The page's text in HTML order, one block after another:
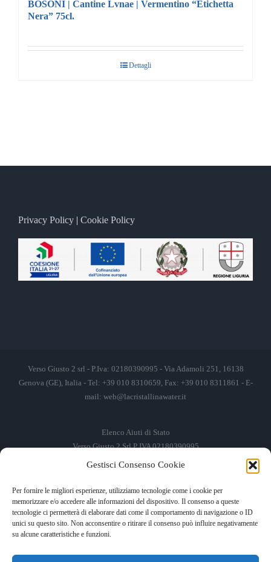
Gestisci Consenso Cookie
Per fornire le migliori esperienze, utilizziamo tecnologie come i cookie per
memorizzare e/o accedere alle informazioni del dispositivo. Il consenso a queste
tecnologie ci permetterà di elaborare dati come il comportamento di navigazione o ID
unici su questo sito. Non acconsentire o ritirare il consenso può influire negativamente
su alcune caratteristiche e funzioni.
BOSONI | Cantine Lvnae | Vermentino “Etichetta
Nera” 75cl.
Dettagli
Privacy Policy | Cookie Policy
Verso Giusto 2 srl - P.Iva: 02180390995 - Via Adamoli 251, 16138
Genova (GE), Italia - Tel: +39 010 8310659, Fax: +39 010 8311861 - E-
mail: web@lacristallinawater.it
Elenco Aiuti di Stato
Verso Giusto 2 Srl P IVA 02180390995
Soggetto Erogante
Somma Incassata
Agenzia delle Entrate
49.338,00 €
Agenzia delle Entrate
49.338,00 €
M.I.S.E
935,34 €